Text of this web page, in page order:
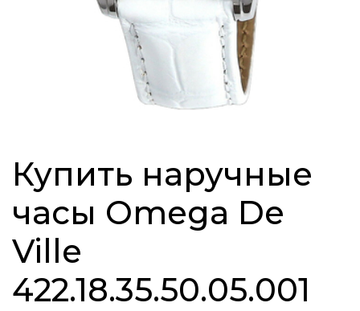
Купить наручные
часы Omega De
Ville
422.18.35.50.05.001